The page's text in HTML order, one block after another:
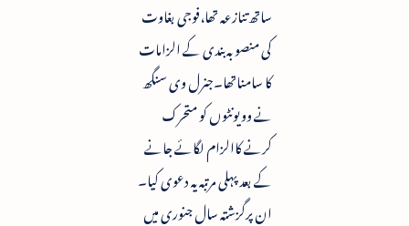
ساتھ تنازعہ تھا،فوجی بغاوت
کی منصوبہ بندی کے الزامات
کا سامناتھا۔جنرل وی سنگھ
نے وویونٹوں کو متحرک
کرنے کاالزام لگائے جانے
کے بعد پہلی مرتبہ یہ دعوی کیا۔
ان پرگزشتہ سال جنوری میں